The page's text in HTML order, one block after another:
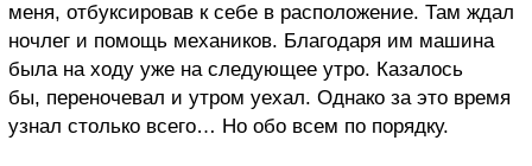
меня, отбуксировав к себе в расположение. Там ждал
ночлег и помощь механиков. Благодаря им машина
была на ходу уже на следующее утро. Казалось
бы, переночевал и утром уехал. Однако за это время
узнал столько всего… Но обо всем по порядку.